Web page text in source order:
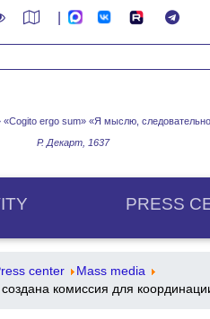
ergo sum» «Я мыслю,
Р. Декарт, 1637
PRESS
center
Mass media
комиссия для